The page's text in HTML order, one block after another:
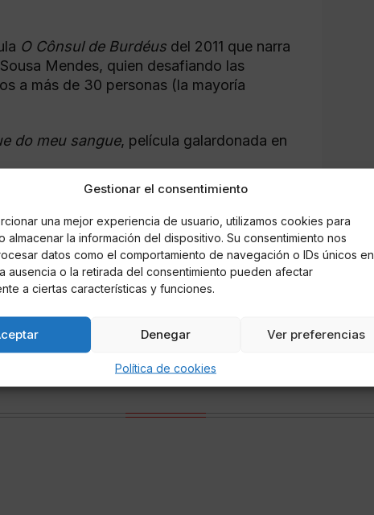
Gestionar el consentimiento
una mejor experiencia de usuario, utilizamos cookies para
almacenar la información del dispositivo. Su consentimiento nos
datos como el comportamiento de navegación o IDs únicos en
ausencia o la retirada del consentimiento pueden afectar
a ciertas características y funciones.
Denegar Ver preferencias
Política de cookies
O Cônsul de Burdéus del 2011 que narra
Mendes, quien desafiando las
a más de 30 personas (la mayoría
do meu sangue, película galardonada en
hasta completar aforo y se